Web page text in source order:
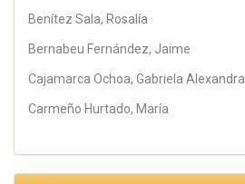
Benítez Sala, Rosalía
Bernabeu Fernández, Jaime
Cajamarca Ochoa, Gabriela Alexandra
Carmeño Hurtado, María